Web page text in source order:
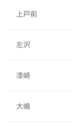
上戸前
左沢
漆崎
大嶋